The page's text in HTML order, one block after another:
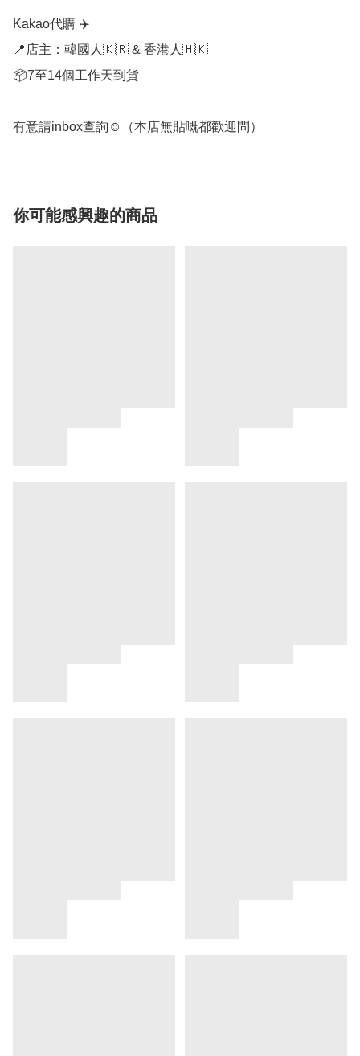
Kakao代購 ✈️
📍店主：韓國人🇰🇷 & 香港人🇭🇰
📦7至14個工作天到貨
有意請inbox查詢☺️（本店無貼嘅都歡迎問）
你可能感興趣的商品